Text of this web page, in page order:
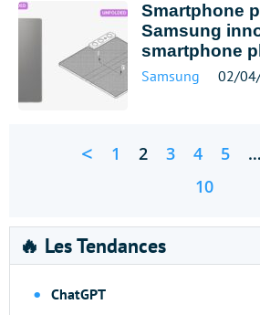
Smartphone
Samsung
smartphone
Samsung 02/
< 1 2 3 4 5 …
10
🔥 Les Tendances
ChatGPT